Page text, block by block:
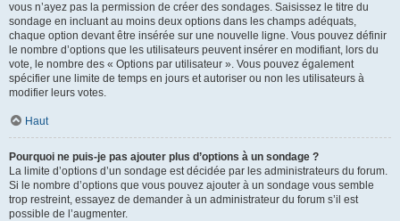
vous n’ayez pas la permission de créer des sondages. Saisissez le titre du
sondage en incluant au moins deux options dans les champs adéquats,
chaque option devant être insérée sur une nouvelle ligne. Vous pouvez définir
le nombre d’options que les utilisateurs peuvent insérer en modifiant, lors du
vote, le nombre des « Options par utilisateur ». Vous pouvez également
spécifier une limite de temps en jours et autoriser ou non les utilisateurs à
modifier leurs votes.
Haut
Pourquoi ne puis-je pas ajouter plus d’options à un sondage ?
La limite d’options d’un sondage est décidée par les administrateurs du forum.
Si le nombre d’options que vous pouvez ajouter à un sondage vous semble
trop restreint, essayez de demander à un administrateur du forum s’il est
possible de l’augmenter.